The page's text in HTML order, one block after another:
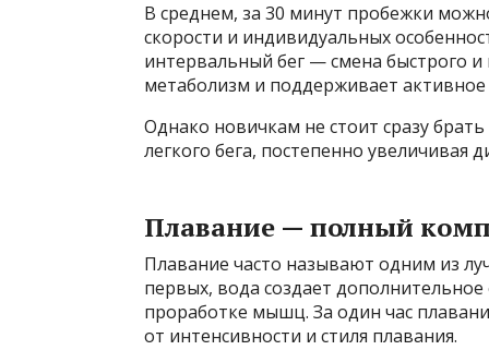
В среднем, за 30 минут пробежки
скорости и индивидуальных
интервальный бег — смена быстрого
метаболизм и поддерживает
Однако новичкам не стоит сразу
легкого бега, постепенно увеличивая
Плавание — полный
Плавание часто называют одним из
первых, вода создает
проработке мышц. За один час
от интенсивности и стиля плавания.